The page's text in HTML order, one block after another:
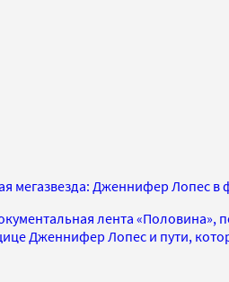
мегазвезда: Дженнифер Лопес в
лента «Половина»,
Дженнифер Лопес и пути,